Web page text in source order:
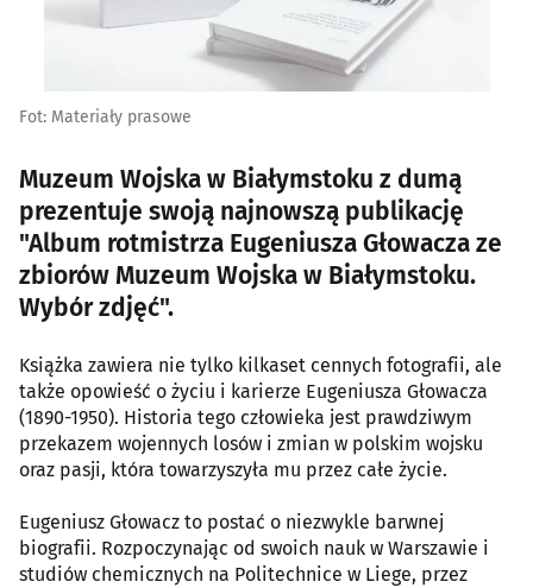
Fot: Materiały prasowe
Muzeum Wojska w Białymstoku z dumą
prezentuje swoją najnowszą publikację
"Album rotmistrza Eugeniusza Głowacza ze
zbiorów Muzeum Wojska w Białymstoku.
Wybór zdjęć".
Książka zawiera nie tylko kilkaset cennych fotografii, ale
także opowieść o życiu i karierze Eugeniusza Głowacza
(1890-1950). Historia tego człowieka jest prawdziwym
przekazem wojennych losów i zmian w polskim wojsku
oraz pasji, która towarzyszyła mu przez całe życie.
Eugeniusz Głowacz to postać o niezwykle barwnej
biografii. Rozpoczynając od swoich nauk w Warszawie i
studiów chemicznych na Politechnice w Liege, przez